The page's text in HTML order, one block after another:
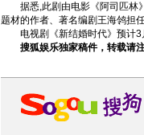
据悉,此剧由电影《阿司匹林》
题材的作者、著名编剧王海鸰担任
电视剧《新结婚时代》预计3
搜狐娱乐独家稿件，转载请